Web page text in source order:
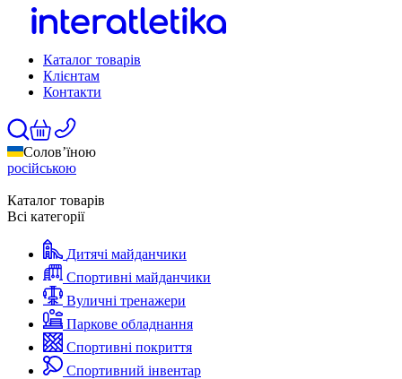
Каталог товарів
Клієнтам
Контакти
Солов’їною
російською
Каталог товарів
Всі категорії
Дитячі майданчики
Спортивні майданчики
Вуличні тренажери
Паркове обладнання
Спортивні покриття
Спортивний інвентар